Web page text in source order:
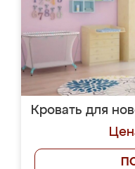
Кровать для